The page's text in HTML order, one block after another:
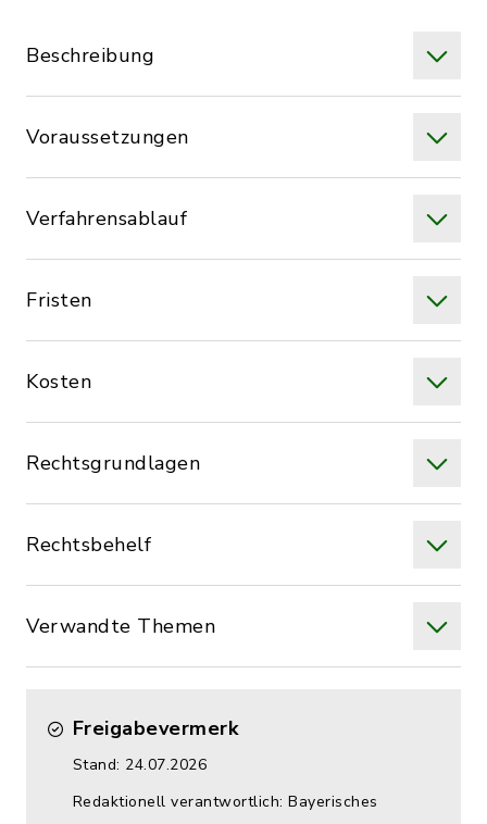
Beschreibung
Voraussetzungen
Verfahrensablauf
Fristen
Kosten
Rechtsgrundlagen
Rechtsbehelf
Verwandte Themen
Freigabevermerk
Stand: 24.07.2026
Redaktionell verantwortlich: Bayerisches